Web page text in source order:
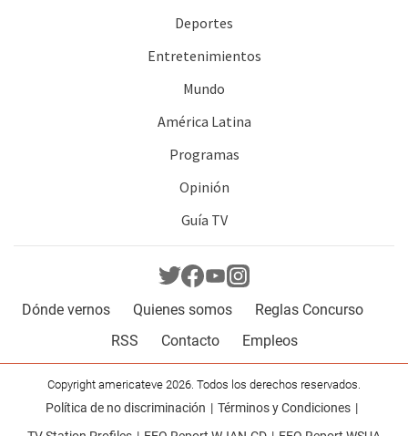
Deportes
Entretenimientos
Mundo
América Latina
Programas
Opinión
Guía TV
Dónde vernos Quienes somos
Reglas Concurso
RSS
Contacto Empleos
Copyright americateve 2026. Todos los derechos reservados.
Política de no discriminación
Términos y Condiciones